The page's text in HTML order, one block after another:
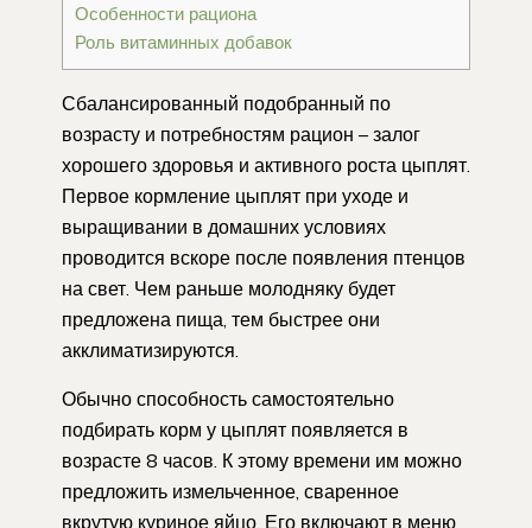
Особенности рациона
Роль витаминных добавок
Сбалансированный подобранный по
возрасту и потребностям рацион – залог
хорошего здоровья и активного роста цыплят.
Первое кормление цыплят при уходе и
выращивании в домашних условиях
проводится вскоре после появления птенцов
на свет. Чем раньше молодняку будет
предложена пища, тем быстрее они
акклиматизируются.
Обычно способность самостоятельно
подбирать корм у цыплят появляется в
возрасте 8 часов. К этому времени им можно
предложить измельченное, сваренное
вкрутую куриное яйцо. Его включают в меню